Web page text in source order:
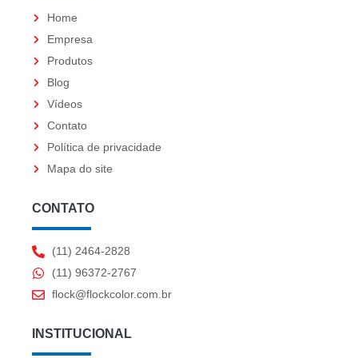
Home
Empresa
Produtos
Blog
Vídeos
Contato
Política de privacidade
Mapa do site
CONTATO
(11) 2464-2828
(11) 96372-2767
flock@flockcolor.com.br
INSTITUCIONAL